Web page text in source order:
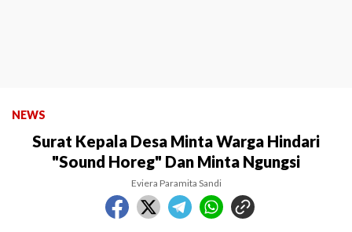
NEWS
Surat Kepala Desa Minta Warga Hindari
"Sound Horeg" Dan Minta Ngungsi
Eviera Paramita Sandi